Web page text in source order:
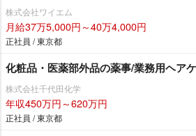
株式会社ワイエム
月給37万5,000円～40万4,000円
正社員 / 東京都
化粧品・医薬部外品の薬事/業務用ヘア
株式会社千代田化学
年収450万円～620万円
正社員 / 東京都